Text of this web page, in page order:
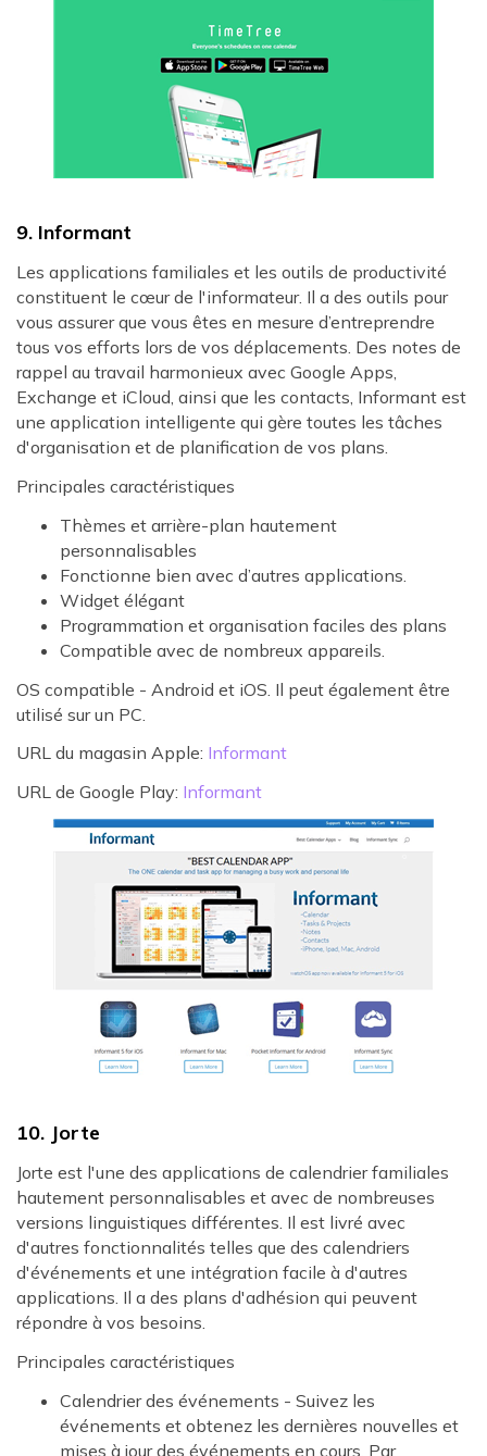
9. Informant
Les applications familiales et les outils de productivité
constituent le cœur de l'informateur. Il a des outils pour
vous assurer que vous êtes en mesure d’entreprendre
tous vos efforts lors de vos déplacements. Des notes de
rappel au travail harmonieux avec Google Apps,
Exchange et iCloud, ainsi que les contacts, Informant est
une application intelligente qui gère toutes les tâches
d'organisation et de planification de vos plans.
Principales caractéristiques
Thèmes et arrière-plan hautement
personnalisables
Fonctionne bien avec d’autres applications.
Widget élégant
Programmation et organisation faciles des plans
Compatible avec de nombreux appareils.
OS compatible - Android et iOS. Il peut également être
utilisé sur un PC.
URL du magasin Apple: Informant
URL de Google Play: Informant
10. Jorte
Jorte est l'une des applications de calendrier familiales
hautement personnalisables et avec de nombreuses
versions linguistiques différentes. Il est livré avec
d'autres fonctionnalités telles que des calendriers
d'événements et une intégration facile à d'autres
applications. Il a des plans d'adhésion qui peuvent
répondre à vos besoins.
Principales caractéristiques
Calendrier des événements - Suivez les
événements et obtenez les dernières nouvelles et
mises à jour des événements en cours. Par